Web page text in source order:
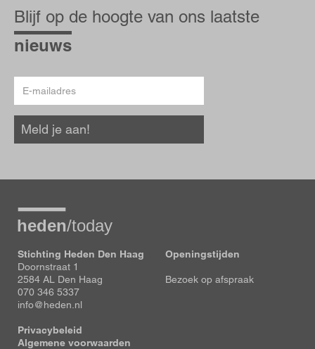
op
de
hoogte
Blijf op de hoogte van ons laatste
nieuws
mailadres
Meld je aan!
Stichting Heden Den Haag
Doornstraat 1
2584 AL Den Haag
070 346 5337
info@heden.nl
Privacybeleid
Algemene voorwaarden
Openingstijden
Bezoek op afspraak